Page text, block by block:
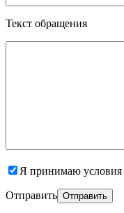
Текст обращения
Я принимаю условия
Отправить